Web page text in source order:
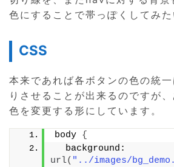
色にすることで帯っぽくしてみた
CSS
本来であれば各ボタンの色の統
りさせることが出来るのですが
色を変更する形にしています。
body {
url( "../images/